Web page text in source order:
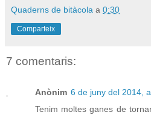
Quaderns de bitàcola a 0:30
Comparteix
7 comentaris:
Anònim 6 de juny del 2014,
Tenim moltes ganes de